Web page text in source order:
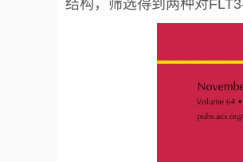
结构，筛选得到两种对